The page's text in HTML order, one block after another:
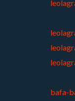
bafa-